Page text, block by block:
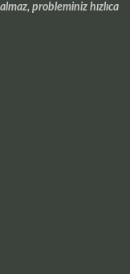
probleminiz hızlıca